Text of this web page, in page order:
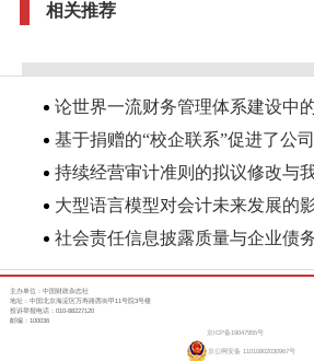
相关推荐
论世界一流财务管理体系建设中
基于捐赠的“校企联系”促进了公
持续经营审计准则的拟议修改与
大型语言模型对会计未来发展的
社会责任信息披露质量与企业债
主办单位：中国财政杂志社
地址：中国北京海淀区万寿路西街甲11号院3号楼
投诉举报电话：010-88227120
邮编：100036
京ICP备19047955号
京公网安备 11010802030967号